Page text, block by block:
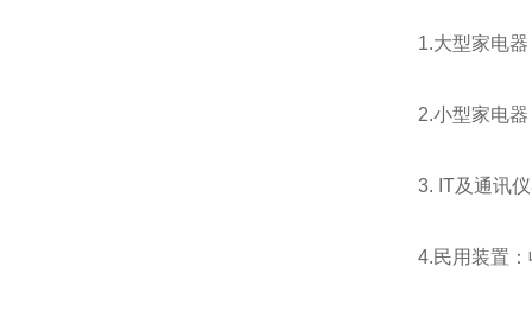
1.大型家电
2.小型家电
3. IT及通讯
4.民用装置